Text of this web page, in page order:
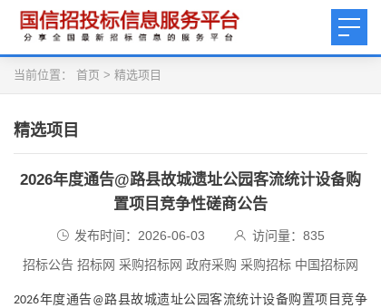
当前位置： 首页 > 精选项目
精选项目
2026年度通告@路县故城遗址公园客流统计设备购
置项目竞争性磋商公告
发布时间：2026-06-03 访问量： 835
招标公告 招标网 采购招标网 政府采购 采购招标 中国招标网
2026年度通告@路县故城遗址公园客流统计设备购置项目竞争